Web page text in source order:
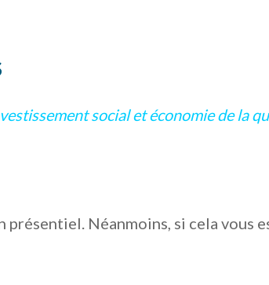
social et économie de la
présentiel. Néanmoins, si cela vous